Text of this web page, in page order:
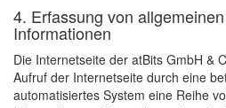
4. Erfassung von
Informationen
Die Internetseite der atBits GmbH &
Aufruf der Internetseite durch eine
automatisiertes System eine Reihe